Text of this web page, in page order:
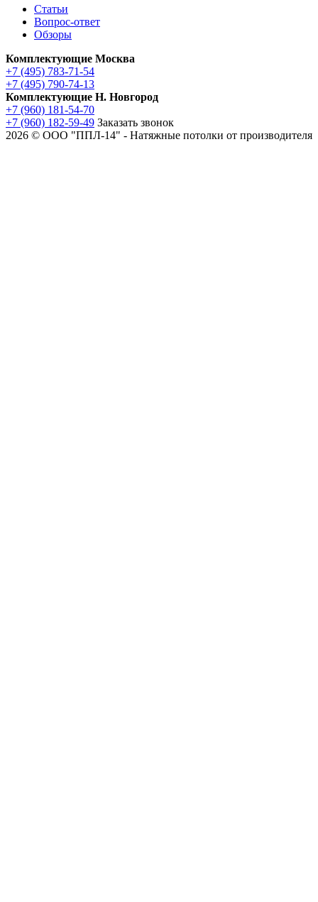
Статьи
Вопрос-ответ
Обзоры
Комплектующие Москва
+7 (495) 783-71-54
+7 (495) 790-74-13
Комплектующие Н. Новгород
+7 (960) 181-54-70
+7 (960) 182-59-49 Заказать звонок
2026 © ООО "ППЛ-14" - Натяжные потолки от производителя